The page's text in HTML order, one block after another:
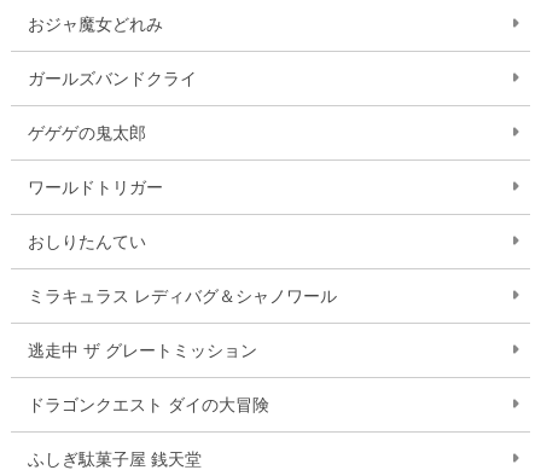
おジャ魔女どれみ
ガールズバンドクライ
ゲゲゲの鬼太郎
ワールドトリガー
おしりたんてい
ミラキュラス レディバグ＆シャノワール
逃走中 ザ グレートミッション
ドラゴンクエスト ダイの大冒険
ふしぎ駄菓子屋 銭天堂